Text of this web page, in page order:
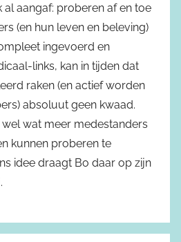
al aangaf: proberen af en toe
(en hun leven en beleving)
ingevoerd en
links, kan in tijden dat
raken (en actief worden
absoluut geen kwaad.
wat meer medestanders
kunnen proberen te
idee draagt Bo daar op zijn